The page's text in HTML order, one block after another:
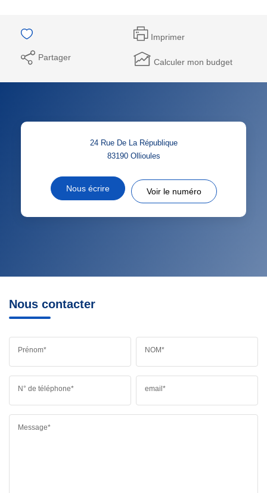
Imprimer
Partager Calculer mon budget
24 Rue De La République
83190 Ollioules
Nous écrire Voir le numéro
Nous contacter
Prénom* NOM*
N° de téléphone* email*
Message*